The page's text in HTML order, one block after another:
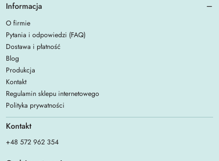
Informacja
O firmie
Pytania i odpowiedzi (FAQ)
Dostawa i płatność
Blog
Produkcja
Kontakt
Regulamin sklepu internetowego
Polityka prywatności
Kontakt
+48 572 962 354